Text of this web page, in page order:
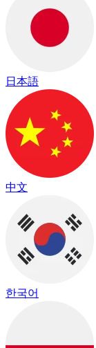
日本語
中文
한국어